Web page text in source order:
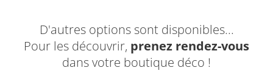
D'autres options sont disponibles...
Pour les découvrir, prenez rendez-vous
dans votre boutique déco !